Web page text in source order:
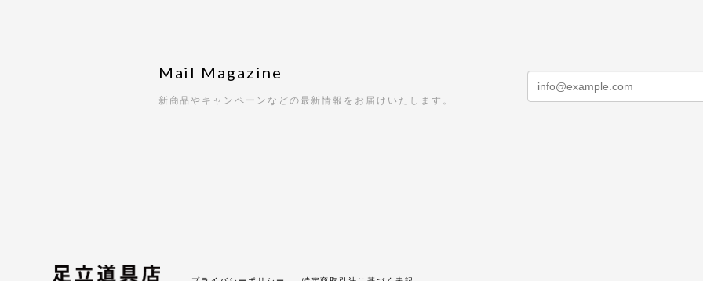
Mail Magazine
新商品やキャンペーンなどの最新情報をお届けいたします。